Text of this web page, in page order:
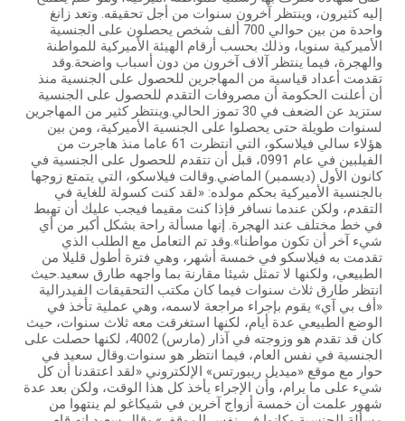
إليه كثيرون، وينتظر آخرون سنوات من أجل تحقيقه. وتعد زانغ
واحدة من بين حوالي 700 ألف شخص يحصلون على الجنسية
الأميركية سنويا، وذلك بحسب أرقام الهيئة الأميركية للمواطنة
والهجرة، فيما ينتظر آلاف آخرون من دون أسباب واضحة.وقد
تقدمت أعداد قياسية من المهاجرين للحصول على الجنسية منذ
أن أعلنت الحكومة أن مصروفات التقدم للحصول على الجنسية
ستزيد عن الضعف في 30 تموز الحالي.وينتظر كثير من المهاجرين
لسنوات طويلة حتى يحصلوا على الجنسية الأميركية، ومن بين
هؤلاء سالي فيلاسكو، التي انتظرت 61 عاما منذ هاجرت من
الفيلبين في عام 0991، قبل أن تتقدم للحصول على الجنسية في
كانون الأول (ديسمبر) الماضي.وقالت فيلاسكو، التي يتمتع زوجها
بالجنسية الأميركية بحكم مولده: «لقد كنت كسولة للغاية في
التقدم، ولكن عندما نسافر فإذا كنت مقيما فيجب عليك أن تهبط
في خط مختلف عند الهجرة. إنها مسألة راحة بشكل أكبر من أي
شيء آخر أن تكون مواطنا».وقد تم التعامل مع الطلب الذي
تقدمت به فيلاسكو في خمسة أشهر، وهي فترة أطول قليلا من
الطبيعي، ولكنها لا تمثل شيئا مقارنة بما واجهه طارق سعيد.حيث
انتظر طارق ثلاث سنوات فيما كان مكتب التحقيقات الفيدرالية
«أف بي آي» يقوم بإجراء مراجعة لاسمه، وهي عملية تأخذ في
الوضع الطبيعي عدة أيام، لكنها استغرقت معه ثلاث سنوات، حيث
كان قد تقدم هو وزوجته في آذار (مارس) 4002، لكنها حصلت على
الجنسية في نفس العام، فيما انتظر هو سنوات.وقال سعيد في
حوار مع موقع «ميديل ريبورتس» الإلكتروني «لقد اعتقدنا أن كل
شيء على ما يرام، وأن الإجراء يأخذ كل هذا الوقت، ولكن بعد عدة
شهور علمت أن خمسة أزواج آخرين في شيكاغو لم ينتهوا من